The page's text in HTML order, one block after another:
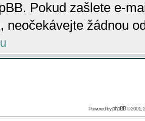
Pokud zašlete e-
neočekávejte žádnou
Powered byphpBB© 2001,